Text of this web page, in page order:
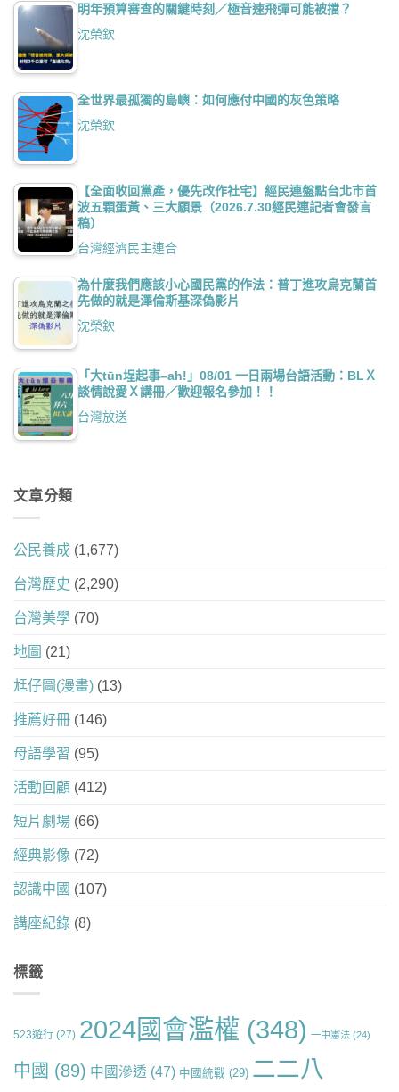
明年預算審查的關鍵時刻／極音速飛彈可能被擋？
沈榮欽
全世界最孤獨的島嶼：如何應付中國的灰色策略
沈榮欽
【全面收回黨產，優先改作社宅】經民連盤點台北市首
波五顆蛋黃、三大願景（2026.7.30經民連記者會發言
稿）
台灣經濟民主連合
為什麼我們應該小心國民黨的作法：普丁進攻烏克蘭首
先做的就是澤倫斯基深偽影片
沈榮欽
「大tūn埕起事–ah!」08/01 一日兩場台語活動：BLＸ
談情說愛Ｘ講冊／歡迎報名參加！！
台灣放送
文章分類
公民養成 (1,677)
台灣歷史 (2,290)
台灣美學 (70)
地圖 (21)
尪仔圖(漫畫) (13)
推薦好冊 (146)
母語學習 (95)
活動回顧 (412)
短片劇場 (66)
經典影像 (72)
認識中國 (107)
講座紀錄 (8)
標籤
523遊行 (27) 2024國會濫權 (348) 一中憲法 (24)
中國 (89) 中國滲透 (47) 中國統戰 (29) 二二八